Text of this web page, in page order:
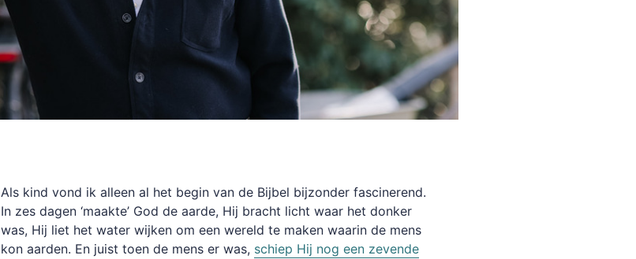
Als kind vond ik alleen al het begin van de Bijbel bijzonder fascinerend.
In zes dagen ‘maakte’ God de aarde, Hij bracht licht waar het donker
was, Hij liet het water wijken om een wereld te maken waarin de mens
kon aarden. En juist toen de mens er was, schiep Hij nog een zevende